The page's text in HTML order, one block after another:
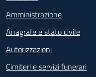
Amministrazione
Anagrafe e stato civile
Autorizzazioni
Cimiteri e servizi funerari